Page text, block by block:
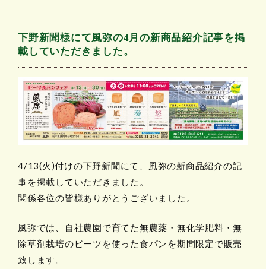
下野新聞様にて風弥の4月の新商品紹介記事を掲
載していただきました。
4/13(火)付けの下野新聞にて、風弥の新商品紹介の記
事を掲載していただきました。
関係各位の皆様ありがとうございました。
風弥では、自社農園で育てた無農薬・無化学肥料・無
除草剤栽培のビーツを使った食パンを期間限定で販売
致します。